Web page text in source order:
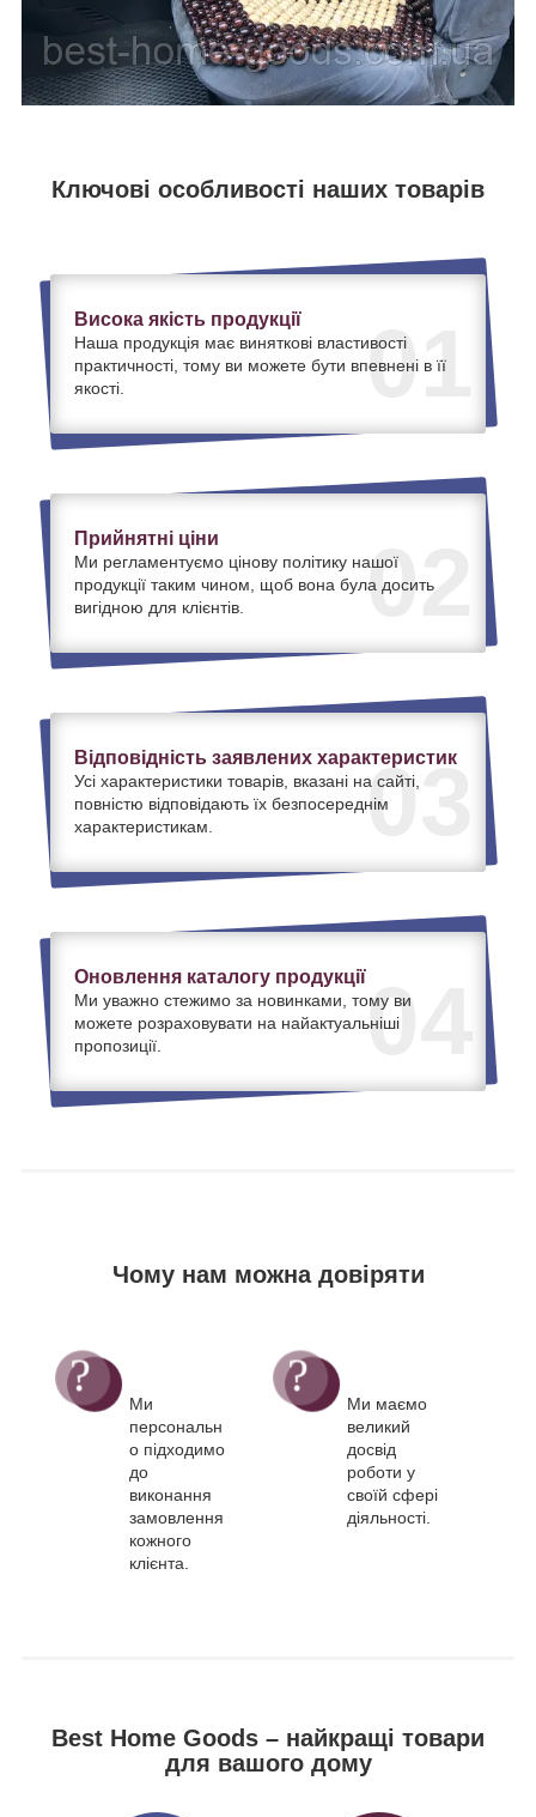
Ключові особливості наших товарів
01
Висока якість продукції
Наша продукція має виняткові властивості
практичності, тому ви можете бути впевнені в її
якості.
02
Прийнятні ціни
Ми регламентуємо цінову політику нашої
продукції таким чином, щоб вона була досить
вигідною для клієнтів.
03
Відповідність заявлених характеристик
Усі характеристики товарів, вказані на сайті,
повністю відповідають їх безпосереднім
характеристикам.
04
Оновлення каталогу продукції
Ми уважно стежимо за новинками, тому ви
можете розраховувати на найактуальніші
пропозиції.
Чому нам можна довіряти
Ми
персональн
о підходимо
до
виконання
замовлення
кожного
клієнта.
Ми маємо
великий
досвід
роботи у
своїй сфері
діяльності.
Best Home Goods – найкращі товари
для вашого дому